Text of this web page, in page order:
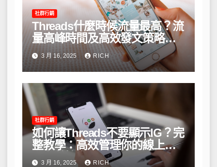
社群行銷
Threads什麼時候流量最高？流
量高峰時間及高效發文策略攻
略3 月 16, 2025 RICH
社群行銷
如何讓Threads不要顯示IG？完
整教學：高效管理你的線上隱
私與數據安全
3 月 16, 2025 RICH